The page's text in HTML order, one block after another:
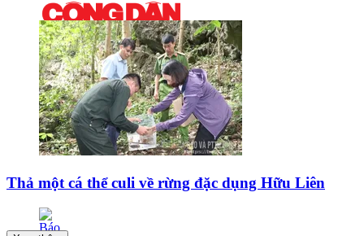
Thả một cá thể culi về rừng đặc dụng Hữu Liên